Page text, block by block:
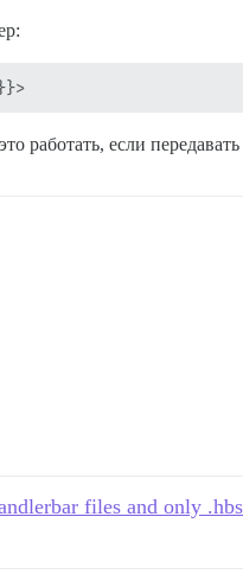
работать, если
files and only